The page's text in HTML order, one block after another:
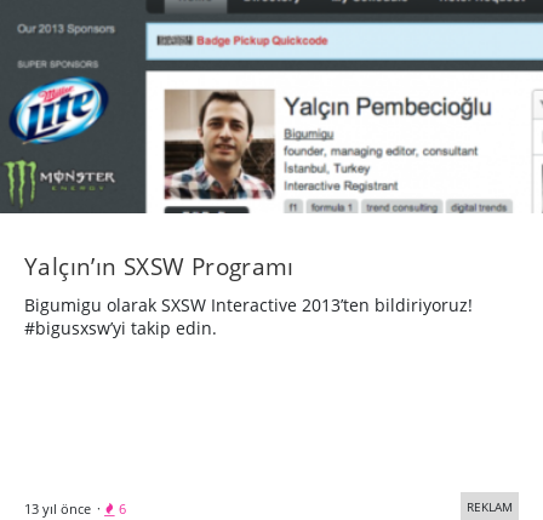
Yalçın’ın SXSW Programı
Bigumigu olarak SXSW Interactive 2013’ten bildiriyoruz!
#bigusxsw’yi takip edin.
13 yıl önce · 6 REKLAM